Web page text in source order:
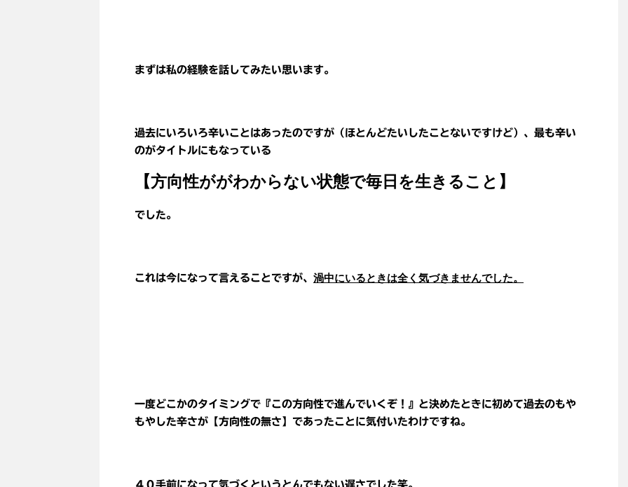
まずは私の経験を話してみたい思います。
過去にいろいろ辛いことはあったのですが（ほとんどたいしたことないですけど）、最も辛い
のがタイトルにもなっている
【方向性ががわからない状態で毎日を生きること】
でした。
これは今になって言えることですが、 渦中にいるときは全く気づきませんでした。
一度どこかのタイミングで『この方向性で進んでいくぞ！』と決めたときに初めて過去のもや
もやした辛さが【方向性の無さ】であったことに気付いたわけですね。
４０手前になって気づくというとんでもない遅さでした笑。